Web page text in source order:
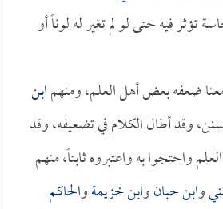
تؤثر فيه حتى لو لم تغير له لوناً أو
ضعفه بعض أهل العلم، ومنهمابن
وقد أطال الكلام في تضعيفه، وقد
واحتجوا به واعتبروه ثابتاً، منهم
وابن حبانوابن خزيمةوالحاكم